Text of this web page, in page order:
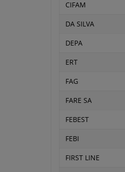
CIFAM
DA SILVA
DEPA
ERT
FAG
FARE SA
FEBEST
FEBI
FIRST LINE